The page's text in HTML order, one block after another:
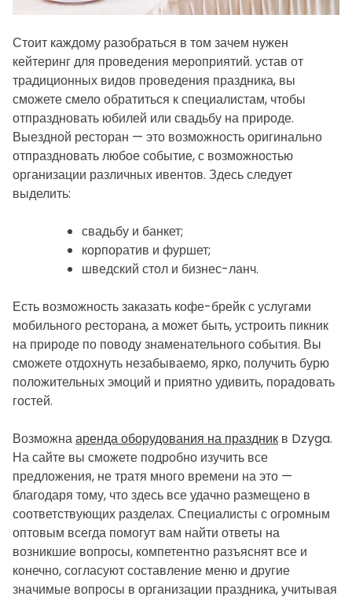
Стоит каждому разобраться в том зачем нужен
кейтеринг для проведения мероприятий. устав от
традиционных видов проведения праздника, вы
сможете смело обратиться к специалистам, чтобы
отпраздновать юбилей или свадьбу на природе.
Выездной ресторан — это возможность оригинально
отпраздновать любое событие, с возможностью
организации различных ивентов. Здесь следует
выделить:
свадьбу и банкет;
корпоратив и фуршет;
шведский стол и бизнес-ланч.
Есть возможность заказать кофе-брейк с услугами
мобильного ресторана, а может быть, устроить пикник
на природе по поводу знаменательного события. Вы
сможете отдохнуть незабываемо, ярко, получить бурю
положительных эмоций и приятно удивить, порадовать
гостей.
Возможнааренда оборудования на праздник в Dzyga.
На сайте вы сможете подробно изучить все
предложения, не тратя много времени на это —
благодаря тому, что здесь все удачно размещено в
соответствующих разделах. Специалисты с огромным
оптовым всегда помогут вам найти ответы на
возникшие вопросы, компетентно разъяснят все и
конечно, согласуют составление меню и другие
значимые вопросы в организации праздника, учитывая